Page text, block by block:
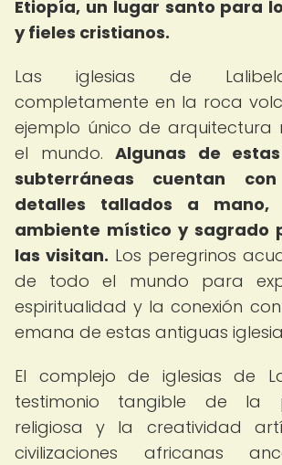
Etiopía, un lugar santo para
y fieles cristianos.
Las iglesias de
completamente en la roca
ejemplo único de arquitectura
el mundo.Algunas de
subterráneas cuentan
detalles tallados a mano,
ambiente místico y sagrado
las visitan. Los peregrinos
de todo el mundo para
espiritualidad y la conexión
emana de estas antiguas
El complejo de iglesias de
testimonio tangible de la
religiosa y la creatividad
civilizaciones africanas